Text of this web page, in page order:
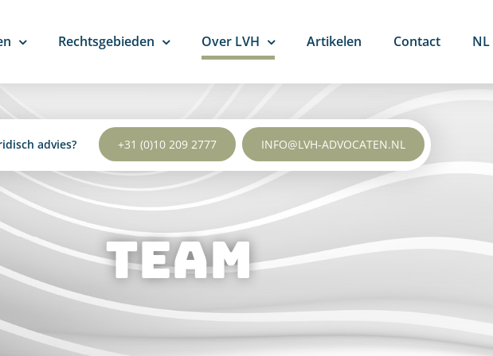
advies? +31 (0)10 209 2777 INFO@LVH-ADVOCATEN.NL
Rechtsgebieden Over LVH Artikelen Contact NL
Team